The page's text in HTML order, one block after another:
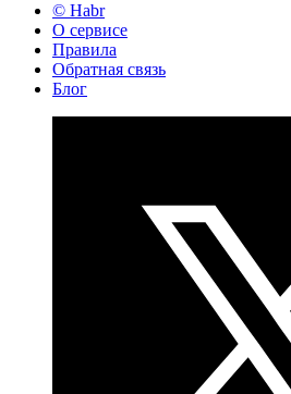
© Habr
О сервисе
Правила
Обратная связь
Блог